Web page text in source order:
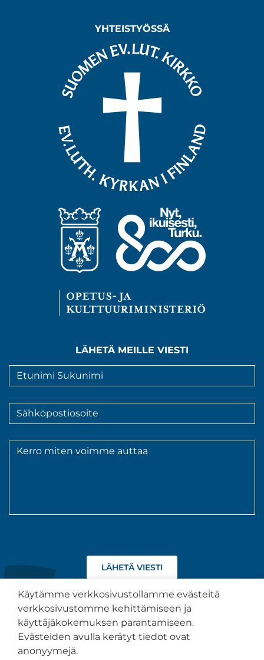
YHTEISTYÖSSÄ
LÄHETÄ MEILLE VIESTI
Nimi
*
Sähköpostiosoite
*
Viesti
tietojeni
tietosuojaselosteen
kuvaamalla
tavalla.
Tietosuojaseloste
Käytämme verkkosivustollamme evästeitä
verkkosivustomme kehittämiseen ja
käyttäjäkokemuksen parantamiseen.
Evästeiden avulla kerätyt tiedot ovat
anonyymejä.